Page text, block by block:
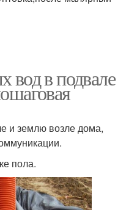
вод в подвале
и землю возле дома,
пола.